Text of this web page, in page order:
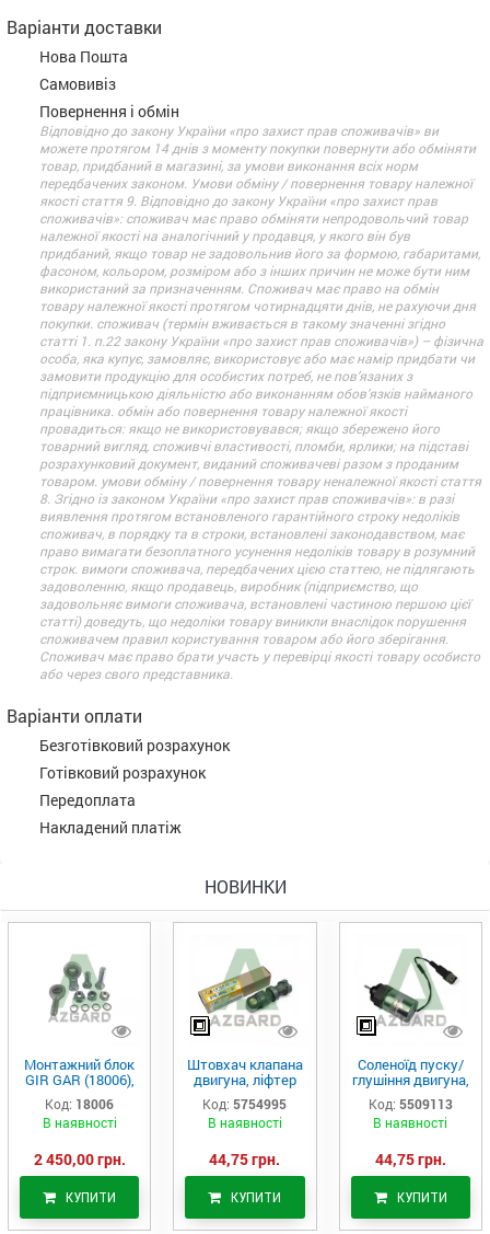
Варіанти доставки
Нова Пошта
Самовивіз
Повернення і обмін
Відповідно до закону України «про захист прав споживачів» ви
можете протягом 14 днів з моменту покупки повернути або обміняти
товар, придбаний в магазині, за умови виконання всіх норм
передбачених законом. Умови обміну / повернення товару належної
якості стаття 9. Відповідно до закону України «про захист прав
споживачів»: споживач має право обміняти непродовольчий товар
належної якості на аналогічний у продавця, у якого він був
придбаний, якщо товар не задовольнив його за формою, габаритами,
фасоном, кольором, розміром або з інших причин не може бути ним
використаний за призначенням. Споживач має право на обмін
товару належної якості протягом чотирнадцяти днів, не рахуючи дня
покупки. споживач (термін вживається в такому значенні згідно
статті 1. п.22 закону України «про захист прав споживачів») – фізична
особа, яка купує, замовляє, використовує або має намір придбати чи
замовити продукцію для особистих потреб, не пов’язаних з
підприємницькою діяльністю або виконанням обов’язків найманого
працівника. обмін або повернення товару належної якості
провадиться: якщо не використовувався; якщо збережено його
товарний вигляд, споживчі властивості, пломби, ярлики; на підставі
розрахунковий документ, виданий споживачеві разом з проданим
товаром. умови обміну / повернення товару неналежної якості стаття
8. Згідно із законом України «про захист прав споживачів»: в разі
виявлення протягом встановленого гарантійного строку недоліків
споживач, в порядку та в строки, встановлені законодавством, має
право вимагати безоплатного усунення недоліків товару в розумний
строк. вимоги споживача, передбачених цією статтею, не підлягають
задоволенню, якщо продавець, виробник (підприємство, що
задовольняє вимоги споживача, встановлені частиною першою цієї
статті) доведуть, що недоліки товару виникли внаслідок порушення
споживачем правил користування товаром або його зберігання.
Споживач має право брати участь у перевірці якості товару особисто
або через свого представника.
Варіанти оплати
Безготівковий розрахунок
Готівковий розрахунок
Передоплата
Накладений платіж
НОВИНКИ
Монтажний блок
GIR GAR (18006),
Аналог
Код: 18006
В наявності
2 450,00 грн.
КУПИТИ
Штовхач клапана
двигуна, ліфтер
(575-4995)
Код: 5754995
В наявності
44,75 грн.
КУПИТИ
Соленоїд пуску/
глушіння двигуна,
актуатор (550-
9113)
Код: 5509113
В наявності
44,75 грн.
КУПИТИ